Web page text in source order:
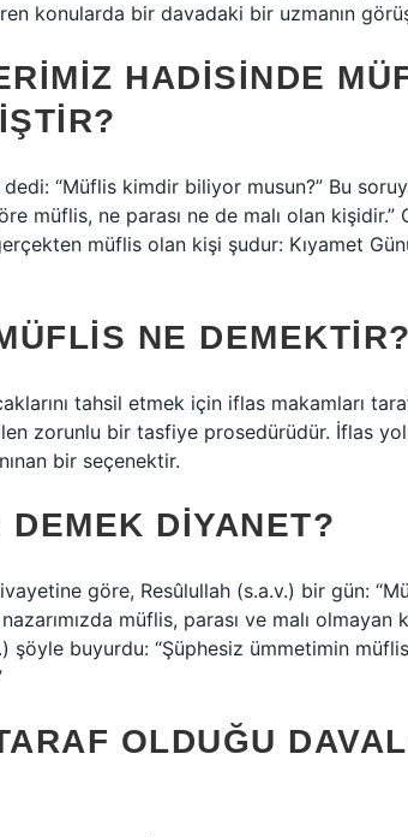
konularda bir davadaki bir uzmanın
HADISINDE
“Müflis kimdir biliyor musun?” Bu
müflis, ne parası ne de malı olan kişidir.”
müflis olan kişi şudur: Kıyamet
NE DEMEKTIR?
tahsil etmek için iflas makamları
zorunlu bir tasfiye prosedürüdür. İflas
bir seçenektir.
DEMEK DIYANET?
göre, Resûlullah (s.a.v.) bir gün:
müflis, parası ve malı
şöyle buyurdu: “Şüphesiz ümmetimin
OLDUĞU